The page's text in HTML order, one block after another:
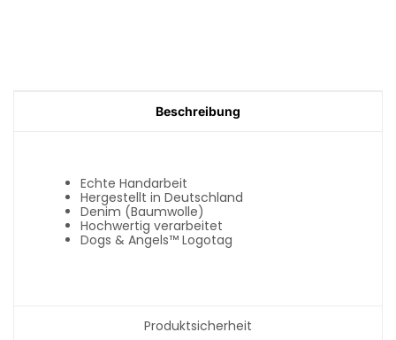
Beschreibung
Echte Handarbeit
Hergestellt in Deutschland
Denim (Baumwolle)
Hochwertig verarbeitet
Dogs & Angels™ Logotag
Produktsicherheit